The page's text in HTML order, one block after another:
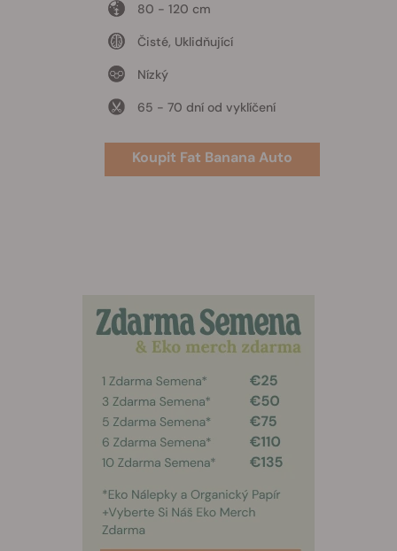
80 - 120 cm
Čisté, Uklidňující
Nízký
65 - 70 dní od vyklíčení
Koupit Fat Banana Auto